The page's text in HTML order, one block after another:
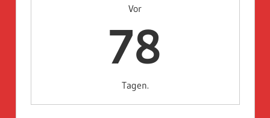
Vor
78
Tagen.